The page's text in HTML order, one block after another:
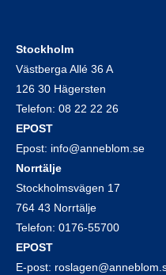
Stockholm
Västberga Allé 36 A
126 30 Hägersten
Telefon: 08 22 22 26
EPOST
Epost: info@anneblom.se
Norrtälje
Stockholmsvägen 17
764 43 Norrtälje
Telefon: 0176-55700
EPOST
E-post: